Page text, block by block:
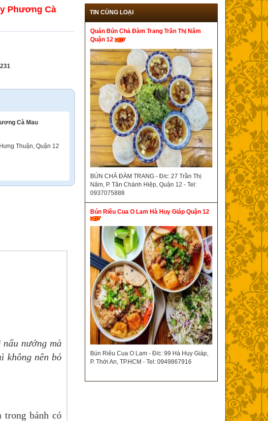
Phương Cà
Cà Mau
Thuận, Quận 12
nướng mà
không nên bỏ
trong bánh có
TIN CÙNG LOẠI
Quán Bún Chả Đàm Trang Trần Thị Năm
Quận 12
BÚN CHẢ ĐÀM TRANG - Đ/c: 27 Trần Thị
Năm, P. Tân Chánh Hiệp, Quận 12 - Tel:
0937075888
Bún Riêu Cua O Lam Hà Huy Giáp Quận 12
Bún Riêu Cua O Lam - Đ/c: 99 Hà Huy Giáp,
P. Thới An, TP.HCM - Tel: 0949867916